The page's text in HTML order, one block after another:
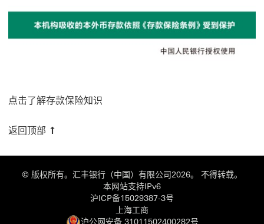
点击了解存款保险知识
返回顶部
© 版权所有。汇丰银行（中国）有限公司2026。 不得转载。
本网站支持IPv6
沪ICP备15029387-3号
上海工商上海工商 开启新窗口
沪公网安备 31011502400282号沪公网安备